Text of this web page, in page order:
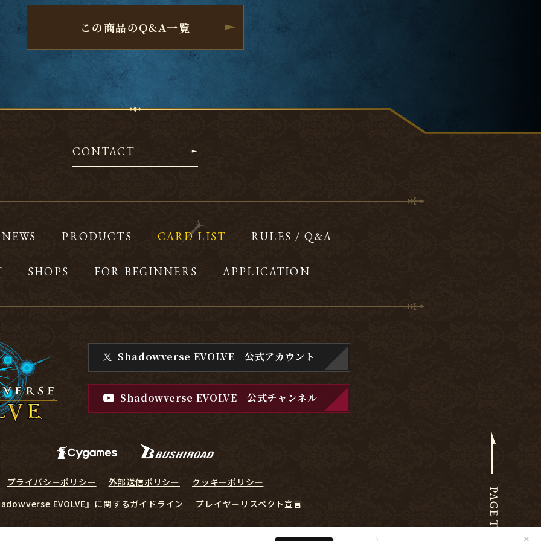
✕
この商品のQ&A一覧
CONTACT
NEWS PRODUCTS CARD LIST RULES / Q&A
SHOPS FOR BEGINNERS APPLICATION
Shadowverse EVOLVE 公式アカウント
Shadowverse EVOLVE公式チャンネル
プライバシーポリシー 外部送信ポリシー
クッキーポリシー
EVOLVE』に関するガイドライン
プレイヤーリスペクト宣言